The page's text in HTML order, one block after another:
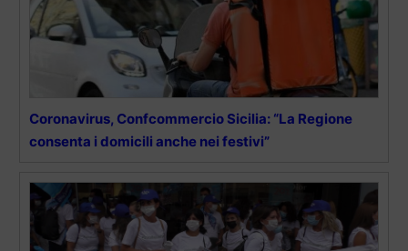
Coronavirus, Confcommercio Sicilia: “La Regione
consenta i domicili anche nei festivi”